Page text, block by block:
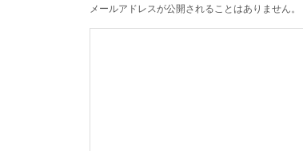
メールアドレスが公開されることはありません。